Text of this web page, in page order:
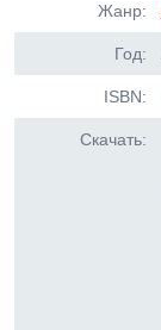
Жанр:
Год:
ISBN:
Скачать: